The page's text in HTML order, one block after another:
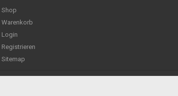
Shop
Warenkorb
Login
Registrieren
Sitemap